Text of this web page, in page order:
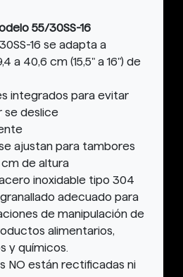
55/30SS-16
16 se adapta a
a 40,6 cm (15,5" a 16") de
integrados para evitar
se deslice
ajustan para tambores
de altura
inoxidable tipo 304
adecuado para
de manipulación de
alimentarios,
y químicos.
NO están rectificadas ni